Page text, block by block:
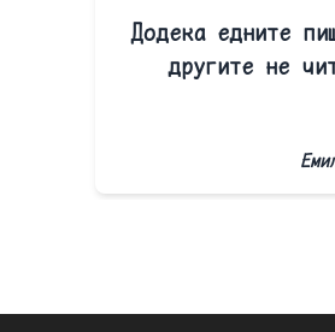
Додека едните
другите не